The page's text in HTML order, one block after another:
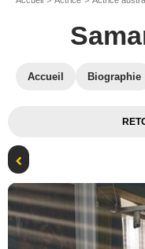
Accueil Biographie